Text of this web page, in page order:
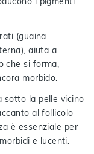
(guaina
aiuta a
che si forma,
morbido.
sotto la pelle vicino
al follicolo
è essenziale per
e lucenti.